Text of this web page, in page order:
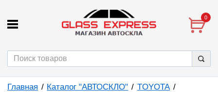
0
Главная Каталог "АВТОСКЛО" TOYOTA